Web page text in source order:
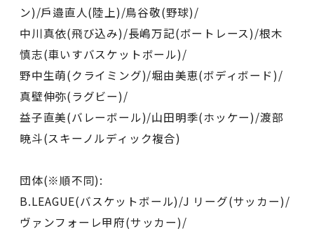
ン)/戶邉直人(陸上)/鳥谷敬(野球)/
中川真依(飛び込み)/⻑嶋万記(ボートレース)/根木
慎志(車いすバスケットボール)/
野中生萌(クライミング)/堀由美恵(ボディボード)/
真壁伸弥(ラグビー)/
益子直美(バレーボール)/山田明季(ホッケー)/渡部
暁斗(スキーノルディック複合)
団体(※順不同):
B.LEAGUE(バスケットボール)/J リーグ(サッカー)/
ヴァンフォーレ甲府(サッカー)/